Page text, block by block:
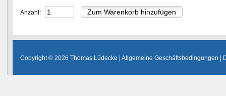
Anzahl:
Copyright © 2026 Thomas Lüdecke | Allgemeine Geschäftsbedingungen